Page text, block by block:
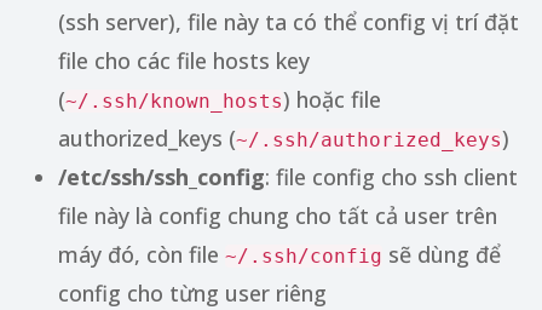
(ssh server), file này ta có thể config vị trí đặt
file cho các file hosts key
(~/.ssh/known_hosts) hoặc file
authorized_keys (~/.ssh/authorized_keys)
/etc/ssh/ssh_config: file config cho ssh client
file này là config chung cho tất cả user trên
máy đó, còn file ~/.ssh/config sẽ dùng để
config cho từng user riêng